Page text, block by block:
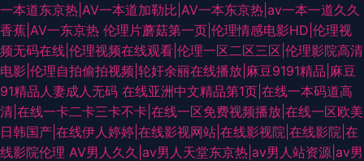
一本道东京热|AV一本道加勒比|AV一本东京热|av一本一道久久
香蕉|AV一东京热 伦理片蘑菇第一页|伦理情感电影HD|伦理视
频无码在线|伦理视频在线观看|伦理一区二区三区|伦理影院高清
电影|伦理自拍偷拍视频|轮奸余丽在线播放|麻豆9191精品|麻豆
91精品人妻成人无码 在线亚洲中文精品第1页|在线一本码道高
清|在线一卡二卡三卡不卡|在线一区免费视频播放|在线一区欧美
日韩国产|在线伊人婷婷|在线影视网站|在线影视院|在线影院|在
线影院伦理 AV男人久久|av男人天堂东京热|av男人站资源|av男